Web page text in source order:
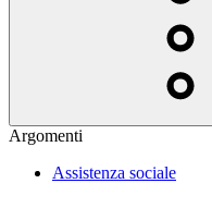
Argomenti
Assistenza sociale